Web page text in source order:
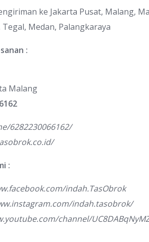
ke Jakarta Pusat, Malang,
Medan, Palangkaraya
:
Malang
6282230066162/
:
indah.TasObrok
indah.tasobrok/
channel/